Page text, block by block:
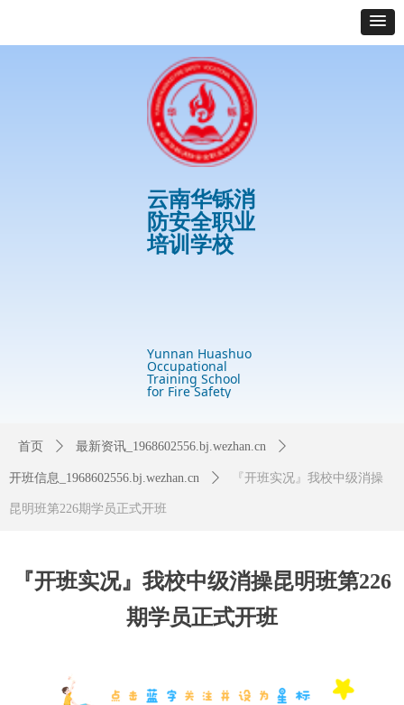
Yunnan Huashuo
Occupational
Training School
for Fire Safety
云南华铄消
防安全职业
培训学校
首页 ꄲ 最新资讯_1968602556.bj.wezhan.cn ꄲ
开班信息_1968602556.bj.wezhan.cn ꄲ 『开班实况』我校中级消操
昆明班第226期学员正式开班
『开班实况』我校中级消操昆明班第226
期学员正式开班